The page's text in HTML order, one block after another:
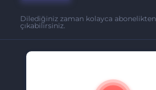
Dilediğiniz zaman kolayca abonelikten
çıkabilirsiniz.
Hakkımızda